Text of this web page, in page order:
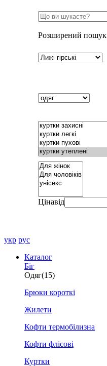
Розширений пошук
Цінавід
укр рус
Каталог
Біг
Одяг(15)
Брюки короткі
Жилети
Кофти термобілизна
Кофти флісові
Куртки